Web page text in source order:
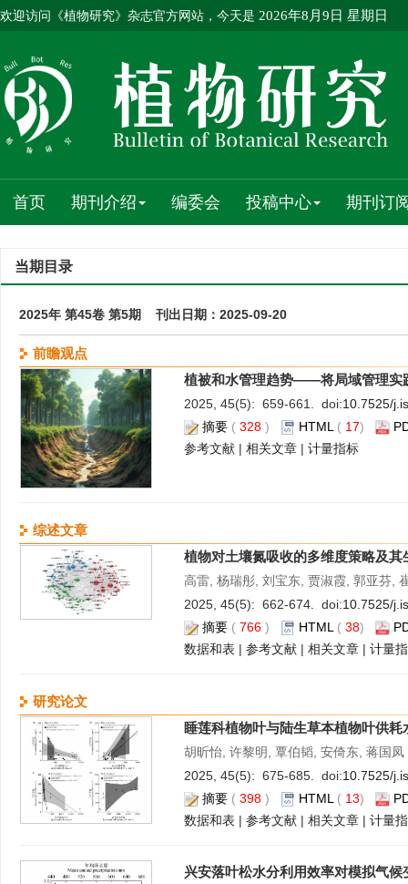
欢迎访问《植物研究》杂志官方网站，今天是 2026年8月9日 星期日
首页 期刊介绍 编委会 投稿中心 期刊订
当期目录
2025年 第45卷 第5期 刊出日期：2025-09-20
前瞻观点
植被和水管理趋势——将局域管理实
2025, 45(5): 659-661. doi:10.7525/
摘要 ( 328 ) HTML ( 17)
参考文献 | 相关文章 | 计量指标
综述文章
植物对土壤氮吸收的多维度策略及其
高雷, 杨瑞彤, 刘宝东, 贾淑霞, 郭亚芬,
2025, 45(5): 662-674. doi:10.7525/
摘要 ( 766 ) HTML ( 38)
数据和表 | 参考文献 | 相关文章 | 计量
研究论文
睡莲科植物叶与陆生草本植物叶供耗
胡昕怡, 许黎明, 覃伯韬, 安倚东, 蒋国凤
2025, 45(5): 675-685. doi:10.7525/
摘要 ( 398 ) HTML ( 13)
数据和表 | 参考文献 | 相关文章 | 计量
兴安落叶松水分利用效率对模拟气候